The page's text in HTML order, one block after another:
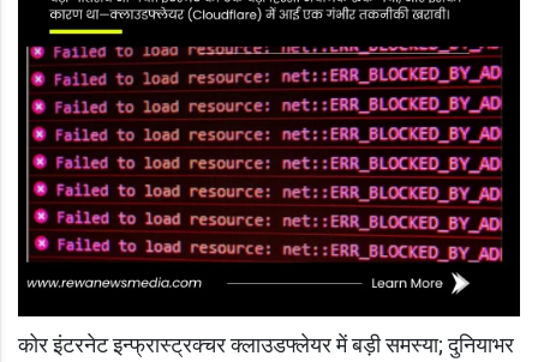
कोर इंटरनेट इन्फ्रास्ट्रक्चर क्लाउडफ्लेयर में बड़ी समस्या; दुनियाभर